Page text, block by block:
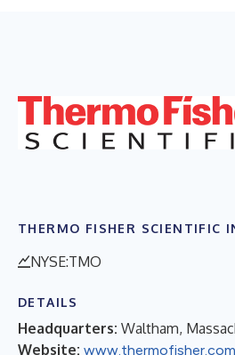
THERMO FISHER SCIENTIFIC
NYSE:TMO
DETAILS
Headquarters: Waltham,
Website: www.thermofisher.com